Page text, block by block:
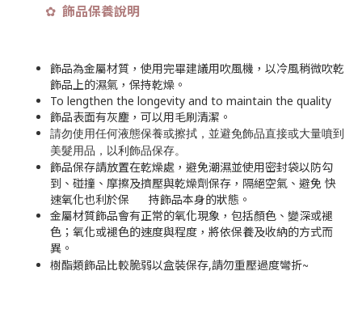
✿ 飾品保養說明
飾品為金屬材質，使用完畢建議用吹風機，以冷風稍微吹乾
飾品上的濕氣，保持乾燥。
To lengthen the longevity and to maintain the quality
飾品表面有灰塵，可以用毛刷清潔。
請勿使用任何液態保養或擦拭，並避免飾品直接或大量噴到
美髮用品，以利飾品保存。
飾品保存請放置在乾燥處，避免潮濕並使用密封袋以防勾
到、碰撞、摩擦及擠壓與乾燥劑保存，隔絕空氣、避免 快
速氧化也利於保 持飾品本身的狀態。
金屬材質飾品會有正常的氧化現象，包括顏色、變深或褪
色；氧化或褪色的速度與程度，將依保養及收納的方式而
異。
樹酯類飾品比較脆弱以盒裝保存,請勿重壓過度彎折~